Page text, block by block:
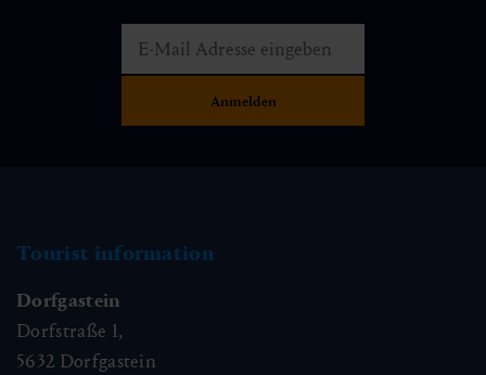
Tourist information
Dorfgastein
Dorfstraße 1,
5632 Dorfgastein